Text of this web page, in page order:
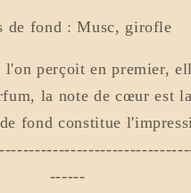
de fond :Musc, girofle
perçoit en premier,
la note de cœur est
fond constitue
------